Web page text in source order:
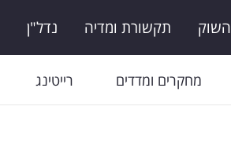
השוק תקשורת ומדיה נדל"ן
מחקרים ומדדים רייטינג